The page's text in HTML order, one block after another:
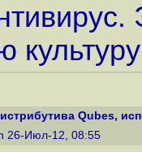
Qubes,
26-Июл-12, 08:55